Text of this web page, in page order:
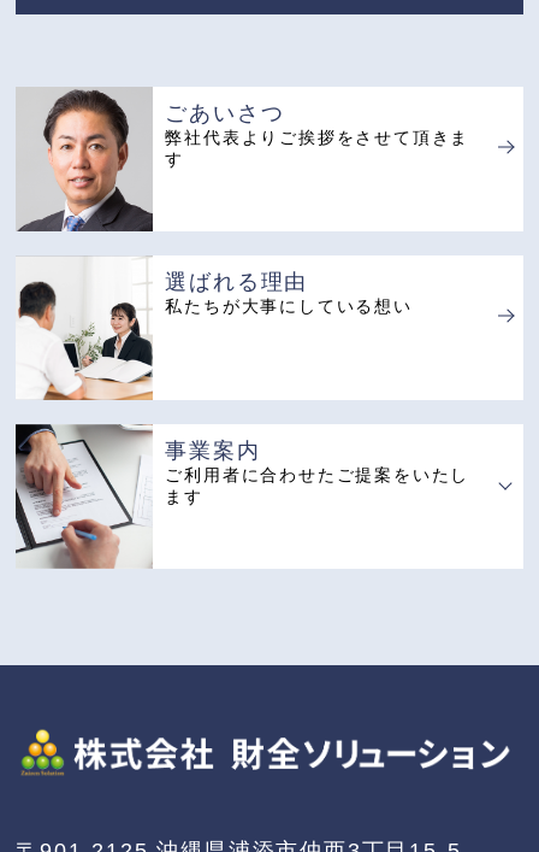
ごあいさつ
弊社代表よりご挨拶をさせて頂きま
す
選ばれる理由
私たちが大事にしている想い
事業案内
ご利用者に合わせたご提案をいたし
ます